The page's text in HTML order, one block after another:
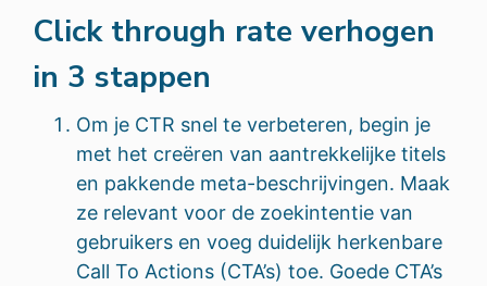
Click through rate verhogen
in 3 stappen
Om je CTR snel te verbeteren, begin je
met het creëren van aantrekkelijke titels
en pakkende meta-beschrijvingen. Maak
ze relevant voor de zoekintentie van
gebruikers en voeg duidelijk herkenbare
Call To Actions (CTA’s) toe. Goede CTA’s